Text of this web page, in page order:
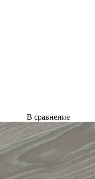
В сравнение